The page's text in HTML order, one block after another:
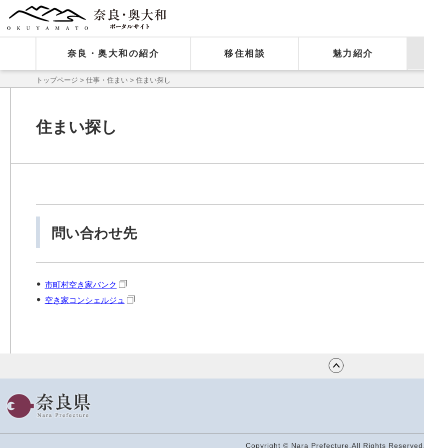
奈良・奥大和の紹介 移住相談 魅力紹介
トップページ > 仕事・住まい > 住まい探し
住まい探し
問い合わせ先​
市町村空き家バンク
空き家コンシェルジュ
奈良県
Copyright © Nara Prefecture.All Rights Reserved.